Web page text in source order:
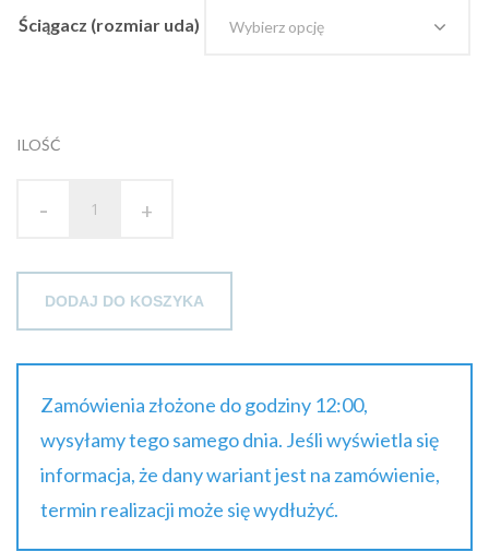
Ściągacz (rozmiar uda)
ILOŚĆ
- +
DODAJ DO KOSZYKA
Zamówienia złożone do godziny 12:00,
wysyłamy tego samego dnia. Jeśli wyświetla się
informacja, że dany wariant jest na zamówienie,
termin realizacji może się wydłużyć.